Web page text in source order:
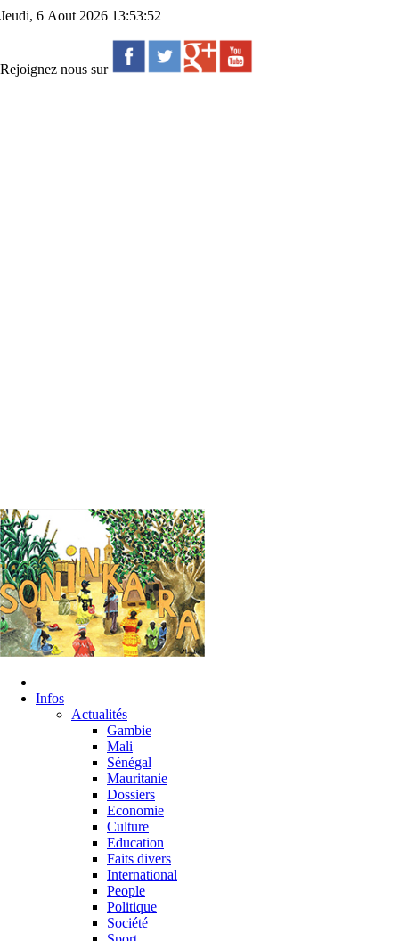
Jeudi, 6 Aout 2026 13:53:52
Rejoignez nous sur
Infos
Actualités
Gambie
Mali
Sénégal
Mauritanie
Dossiers
Economie
Culture
Education
Faits divers
International
People
Politique
Société